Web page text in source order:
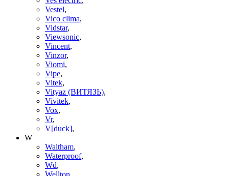
Vestel,
Vico clima,
Vidstar,
Viewsonic,
Vincent,
Vinzor,
Viomi,
Vipe,
Vitek,
Vityaz (ВИТЯЗЬ),
Vivitek,
Vox,
Vr,
V[duck],
W
Waltham,
Waterproof,
Wd,
Wellton,